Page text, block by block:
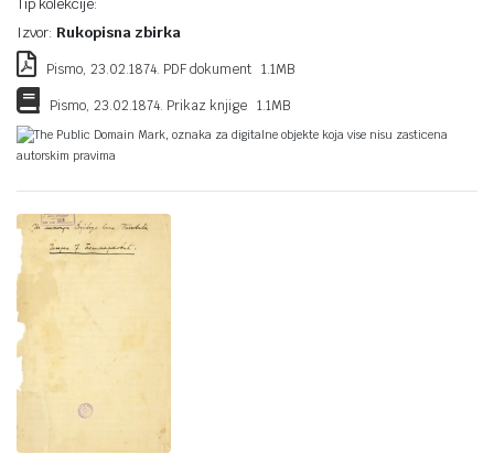
Izvor: Rukopisna zbirka
Pismo, 23.02.1874. PDF dokument 1.1MB
Pismo, 23.02.1874. Prikaz knjige 1.1MB
The Public Domain Mark, oznaka za digitalne objekte koja vise nisu zasticena
autorskim pravima